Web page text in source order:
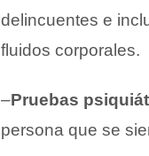
delincuentes e
fluidos corporales.
–Pruebas
persona que se